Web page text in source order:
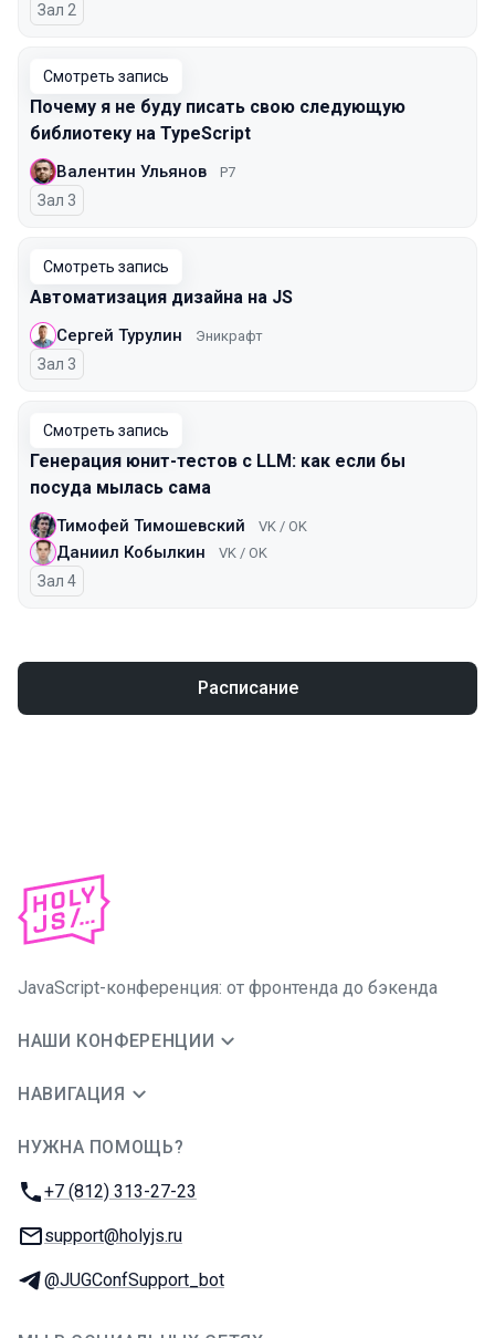
Зал 2
Смотреть запись
Почему я не буду писать свою следующую
библиотеку на TypeScript
Валентин Ульянов Р7
Зал 3
Смотреть запись
Автоматизация дизайна на JS
Сергей Турулин Эникрафт
Зал 3
Смотреть запись
Генерация юнит-тестов с LLM: как если бы
посуда мылась сама
Тимофей Тимошевский VK / OK
Даниил Кобылкин VK / OK
Зал 4
Расписание
JavaScript-конференция: от фронтенда до бэкенда
НАШИ КОНФЕРЕНЦИИ
НАВИГАЦИЯ
НУЖНА ПОМОЩЬ?
Телефон:
+7 (812) 313-27-23
E-mail:
support@holyjs.ru
Телеграм:
@JUGConfSupport_bot